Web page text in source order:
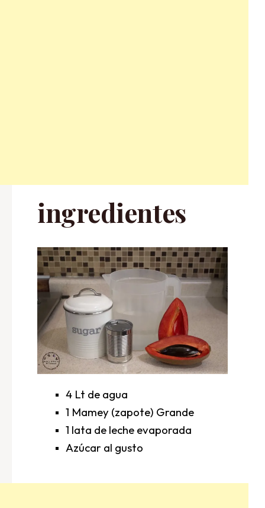
ingredientes
4 Lt de agua
1 Mamey (zapote) Grande
1 lata de leche evaporada
Azúcar al gusto